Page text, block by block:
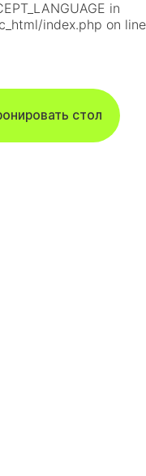
in
index.php on line
стол